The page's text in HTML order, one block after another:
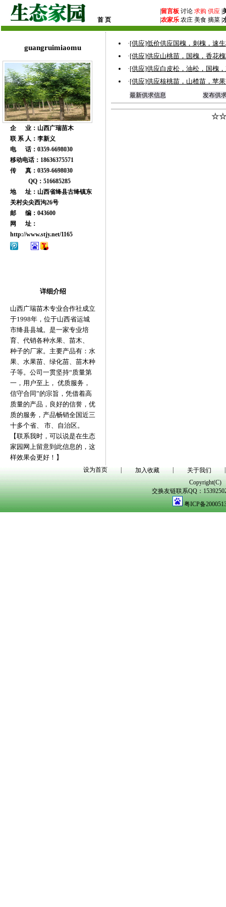
首 页
留言板 讨论 求购 供应
农家乐 农庄 美食 摘菜 |
guangruimiaomu
企 业：山西广瑞苗木
联 系 人：李新义
电 话：0359-6698030
移动电话：18636375571
传 真：0359-6698030
QQ：516685285
地 址：山西省绛县古绛镇东
关村尖尖西沟26号
邮 编：043600
网 址：
http://www.stjy.net/1165
详细介绍
山西广瑞苗木专业合作社成立
于1998年，位于山西省运城
市绛县县城。是一家专业培
育、代销各种水果、苗木、
种子的厂家。主要产品有：水
果、水果苗、绿化苗、苗木种
子等。公司一贯坚持“质量第
一，用户至上， 优质服务，
信守合同”的宗旨，凭借着高
质量的产品，良好的信誉，优
质的服务，产品畅销全国近三
十多个省、 市、自治区。
【联系我时，可以说是在生态
家园网上留意到此信息的，这
样效果会更好！】
·[供应]低价供应国槐，刺槐，速
·[供应]供应山桃苗，国槐，香花
·[供应]供应白皮松，油松，国槐
·[供应]供应核桃苗，山楂苗，苹
最新供求信息 发布供
设为首页 加入收藏 关于我们
Copyright(C)
交换友链联系QQ：
粤ICP备